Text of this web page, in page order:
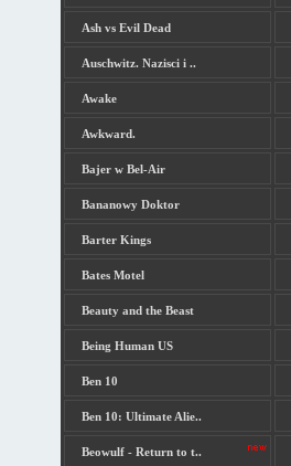
Ash vs Evil Dead
Auschwitz. Nazisci i ..
Awake
Awkward.
Bajer w Bel-Air
Bananowy Doktor
Barter Kings
Bates Motel
Beauty and the Beast
Being Human US
Ben 10
Ben 10: Ultimate Alie..
Beowulf - Return to t..